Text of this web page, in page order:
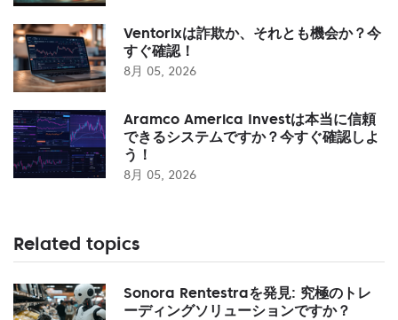
Ventorixは詐欺か、それとも機会か？今
すぐ確認！
8月 05, 2026
Aramco America Investは本当に信頼
できるシステムですか？今すぐ確認しよ
う！
8月 05, 2026
Related topics
Sonora Rentestraを発見: 究極のトレ
ーディングソリューションですか？